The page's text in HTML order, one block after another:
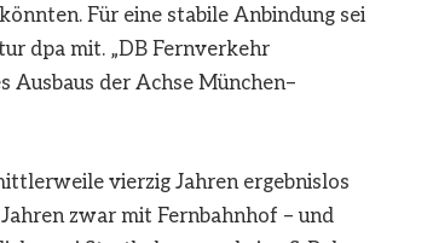
Für eine stabile Anbindung sei
dpa mit. „DB Fernverkehr
der Achse München–
vierzig Jahren ergebnislos
zwar mit Fernbahnhof – und